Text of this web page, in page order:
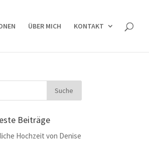
ÜBER MICH KONTAKT
Beiträge
Hochzeit von Denise